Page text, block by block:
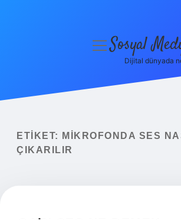
Yasal Uyarı
menüyüSosyal
Dijital dünyada
ETIKET:
MIKROFONDA SES
ÇIKARILIR